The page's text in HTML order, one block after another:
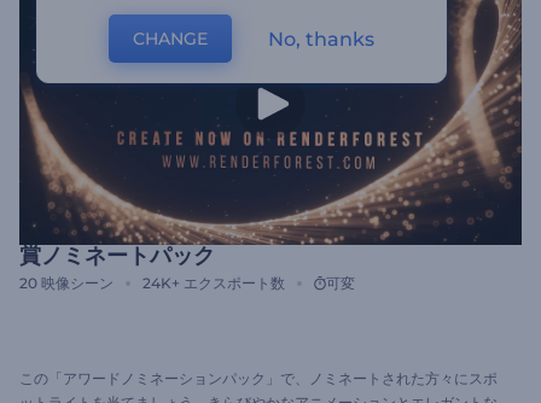
賞ノミネートパック
20 映像シーン 24K+ エクスポート数 可変
この「アワードノミネーションパック」で、ノミネートされた方々にスポ
CHANGE No, thanks